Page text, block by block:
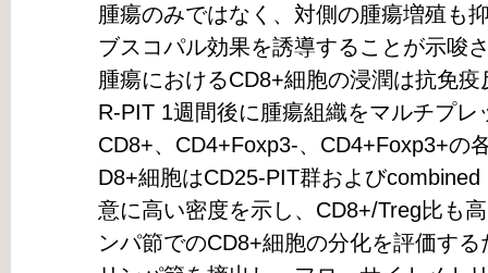
腫瘍のみではなく、対側の腫瘍増殖も
ブスコパル効果を誘導することが示唆
腫瘍におけるCD8+細胞の浸潤は抗免
R-PIT 1週間後に腫瘍組織をマルチプ
CD8+、CD4+Foxp3-、CD4+Foxp3+の
D8+細胞はCD25-PIT群および
意に高い密度を示し、CD8+/Treg比も
ンパ節でのCD8+細胞の分化を評価す